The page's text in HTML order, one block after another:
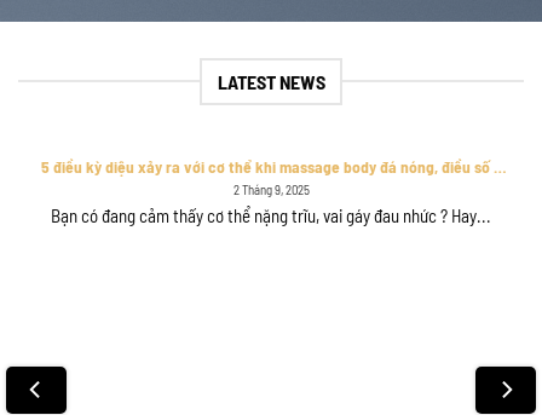
LATEST NEWS
5 điều kỳ diệu xảy ra với cơ thể khi massage body đá nóng, điều số 3
chắc chắn làm bạn bất ngờ
2 Tháng 9, 2025
Bạn có đang cảm thấy cơ thể nặng trĩu, vai gáy đau nhức ? Hay...